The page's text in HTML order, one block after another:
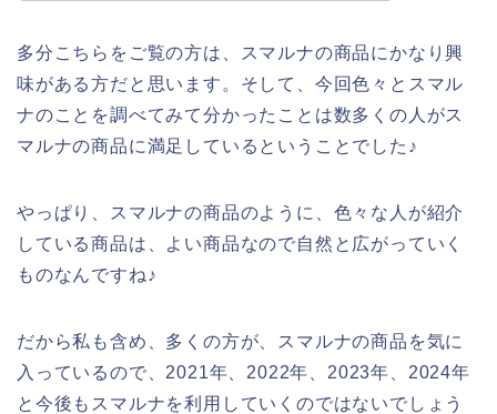
多分こちらをご覧の方は、スマルナの商品にかなり興
味がある方だと思います。そして、今回色々とスマル
ナのことを調べてみて分かったことは数多くの人がス
マルナの商品に満足しているということでした♪
やっぱり、スマルナの商品のように、色々な人が紹介
している商品は、よい商品なので自然と広がっていく
ものなんですね♪
だから私も含め、多くの方が、スマルナの商品を気に
入っているので、2021年、2022年、2023年、2024年
と今後もスマルナを利用していくのではないでしょう